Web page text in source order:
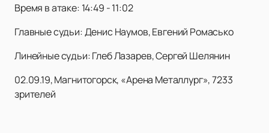
Время в атаке: 14:49 - 11:02
Главные судьи: Денис Наумов, Евгений Ромасько
Линейные судьи: Глеб Лазарев, Сергей Шелянин
02.09.19, Магнитогорск, «Арена Металлург», 7233
зрителей